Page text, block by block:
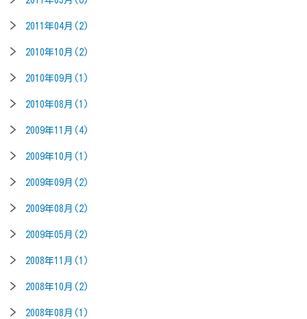
2011年04月(2)
2010年10月(2)
2010年09月(1)
2010年08月(1)
2009年11月(4)
2009年10月(1)
2009年09月(2)
2009年08月(2)
2009年05月(2)
2008年11月(1)
2008年10月(2)
2008年08月(1)